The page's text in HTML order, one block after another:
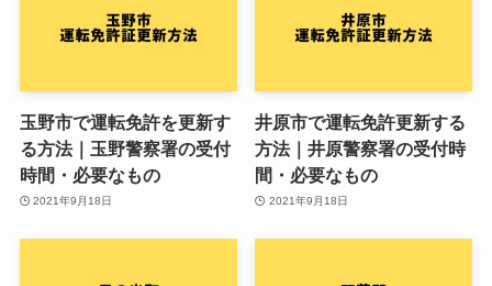
玉野市で運転免許を更新す
る方法｜玉野警察署の受付
時間・必要なもの
2021年9月18日
井原市で運転免許更新する
方法｜井原警察署の受付時
間・必要なもの
2021年9月18日